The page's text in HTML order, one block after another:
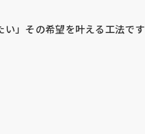
い」その希望を叶える工法です